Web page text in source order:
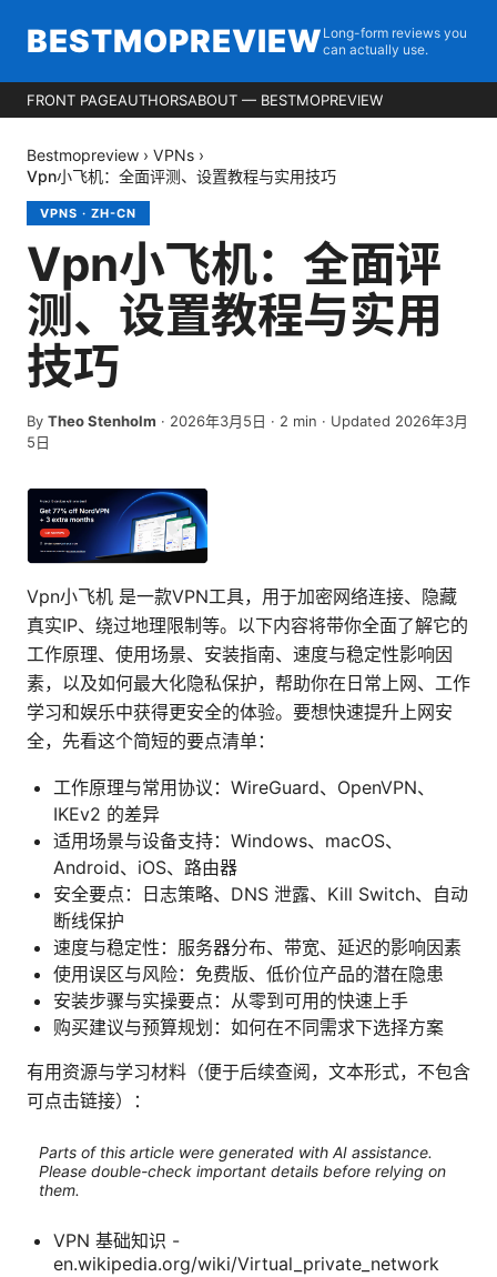
BESTMOPREVIEW Long-form reviews you
can actually use.
FRONT PAGEAUTHORSABOUT — BESTMOPREVIEW
Bestmopreview › VPNs ›
Vpn小飞机：全面评测、设置教程与实用技巧
VPNS · ZH-CN
Vpn小飞机：全面评
测、设置教程与实用
技巧
By Theo Stenholm · 2026年3月5日 · 2 min · Updated 2026年3月
5日
Vpn小飞机 是一款VPN工具，用于加密网络连接、隐藏
真实IP、绕过地理限制等。以下内容将带你全面了解它的
工作原理、使用场景、安装指南、速度与稳定性影响因
素，以及如何最大化隐私保护，帮助你在日常上网、工作
学习和娱乐中获得更安全的体验。要想快速提升上网安
全，先看这个简短的要点清单：
工作原理与常用协议：WireGuard、OpenVPN、
IKEv2 的差异
适用场景与设备支持：Windows、macOS、
Android、iOS、路由器
安全要点：日志策略、DNS 泄露、Kill Switch、自动
断线保护
速度与稳定性：服务器分布、带宽、延迟的影响因素
使用误区与风险：免费版、低价位产品的潜在隐患
安装步骤与实操要点：从零到可用的快速上手
购买建议与预算规划：如何在不同需求下选择方案
有用资源与学习材料（便于后续查阅，文本形式，不包含
可点击链接）：
Parts of this article were generated with AI assistance.
Please double-check important details before relying on
them.
VPN 基础知识 -
en.wikipedia.org/wiki/Virtual_private_network